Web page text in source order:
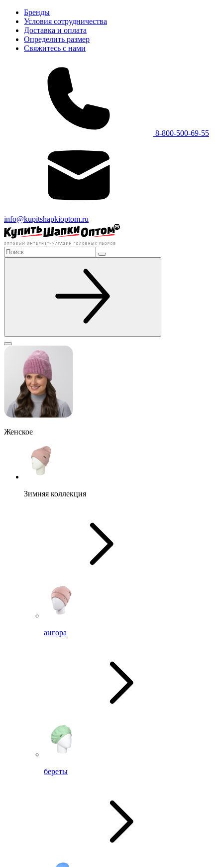
Бренды
Условия сотрудничества
Доставка и оплата
Определить размер
Свяжитесь с нами
8-800-500-69-55
info@kupitshapkioptom.ru
Женское
Зимняя коллекция
ангора
береты